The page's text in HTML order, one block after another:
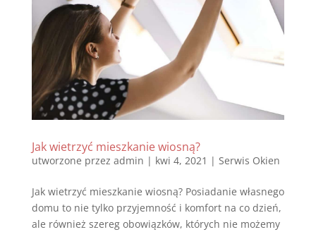
Jak wietrzyć mieszkanie wiosną?
utworzone przez admin | kwi 4, 2021 | Serwis Okien
Jak wietrzyć mieszkanie wiosną? Posiadanie własnego
domu to nie tylko przyjemność i komfort na co dzień,
ale również szereg obowiązków, których nie możemy